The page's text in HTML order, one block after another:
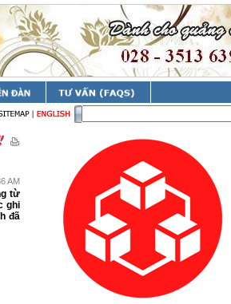
AM
từ
ghi
đã